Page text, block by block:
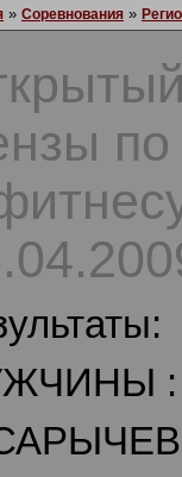
» Соревнования »
по
: